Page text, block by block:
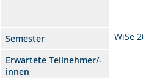
Semester
WiSe
Erwartete Teilnehmer/-
innen